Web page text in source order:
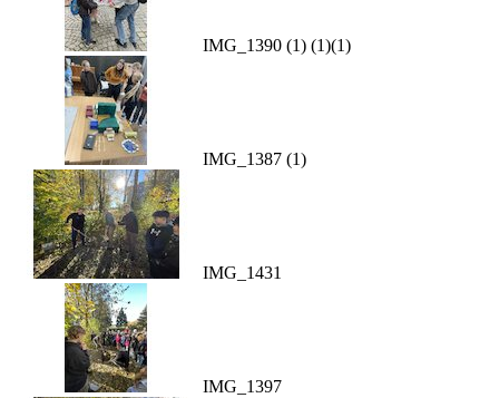
IMG_1390 (1) (1)(1)
IMG_1387 (1)
IMG_1431
IMG_1397